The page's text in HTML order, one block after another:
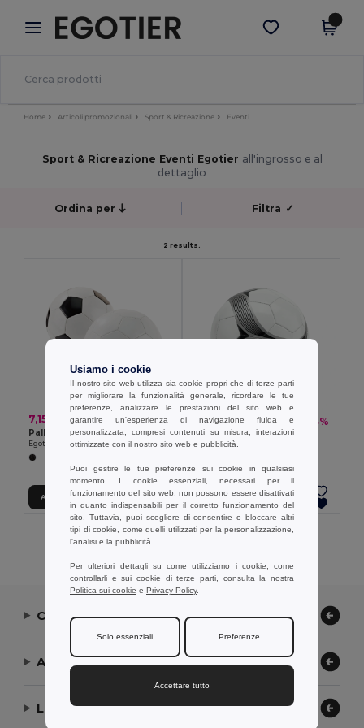
× App Egotier
Prezzi migliori sull'app!
Scarica app
Home Articoli promozionali Sport & Ricreazione Eventi
Sport & Ricreazione Eventi Egotier all'ingrosso e al
dettaglio
Ordina per Filtra ✓
2 results.
7,15 €
Pallone da calcio in PVC
Egotier 98132
Aggiungi al carrello
7,43 €7,68 € -3%
Pallone da calcio in PVC
Egotier 98135
Aggiungi al carrello
Visualizzazione Di Tutti I Prodotti.
Contattaci
Aiuto or Assistenza
La nostra azienda
Usiamo i cookie
Il nostro sito web utilizza sia cookie propri che di terze parti
per migliorare la funzionalità generale, ricordare le tue
preferenze, analizzare le prestazioni del sito web e
garantire un'esperienza di navigazione fluida e
personalizzata, compresi contenuti su misura, interazioni
ottimizzate con il nostro sito web e pubblicità.
Puoi gestire le tue preferenze sui cookie in qualsiasi
momento. I cookie essenziali, necessari per il
funzionamento del sito web, non possono essere disattivati
in quanto indispensabili per il corretto funzionamento del
sito. Tuttavia, puoi scegliere di consentire o bloccare altri
tipi di cookie, come quelli utilizzati per la personalizzazione,
l'analisi e la pubblicità.
Per ulteriori dettagli su come utilizziamo i cookie, come
controllarli e sui cookie di terze parti, consulta la nostra
Politica sui cookie e Privacy Policy.
Solo essenziali Preferenze
Accettare tutto